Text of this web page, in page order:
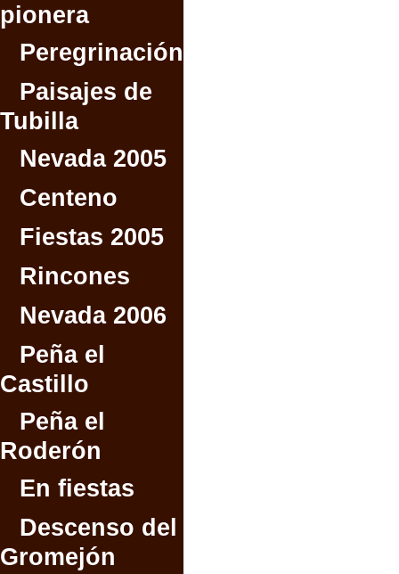
pionera
Peregrinación
Paisajes de
Tubilla
Nevada 2005
Centeno
Fiestas 2005
Rincones
Nevada 2006
Peña el
Castillo
Peña el
Roderón
En fiestas
Descenso del
Gromejón